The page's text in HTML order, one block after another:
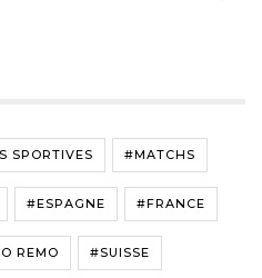
SPORTIVES #MATCHS
#ESPAGNE #FRANCE
REMO #SUISSE